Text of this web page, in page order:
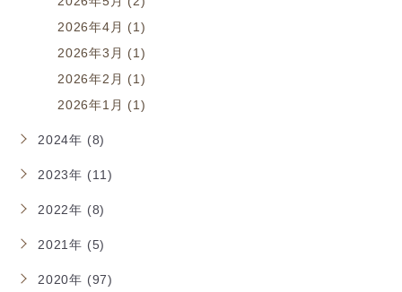
2026年4月 (1)
2026年3月 (1)
2026年2月 (1)
2026年1月 (1)
2024年 (8)
2023年 (11)
2022年 (8)
2021年 (5)
2020年 (97)